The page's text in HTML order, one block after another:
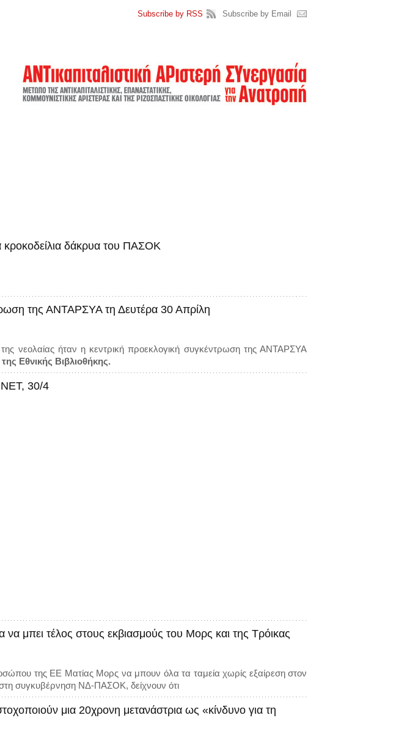
κροκοδείλια δάκρυα του ΠΑΣΟΚ
της ΑΝΤΑΡΣΥΑ τη Δευτέρα 30 Απρίλη
νεολαίας ήταν η κεντρική προεκλογική συγκέντρωση της ΑΝΤΑΡΣΥΑ
Εθνικής Βιβλιοθήκης.
ΝΕΤ, 30/4
μπει τέλος στους εκβιασμούς του Μορς και της Τρόικας
της ΕΕ Ματίας Μορς να μπουν όλα τα ταμεία χωρίς εξαίρεση στον
συγκυβέρνηση ΝΔ-ΠΑΣΟΚ, δείχνουν ότι
μια 20χρονη μετανάστρια ως «κίνδυνο για τη
Subscribe by RSS Subscribe by Email